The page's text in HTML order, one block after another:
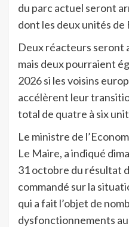
du parc actuel seront
dont les deux unités de
Deux réacteurs seront
mais deux pourraient
2026 si les voisins
accélèrent leur
total de quatre à six
Le ministre de
Le Maire, a indiqué
31 octobre du résultat
commandé sur la
qui a fait l’objet de
dysfonctionnements